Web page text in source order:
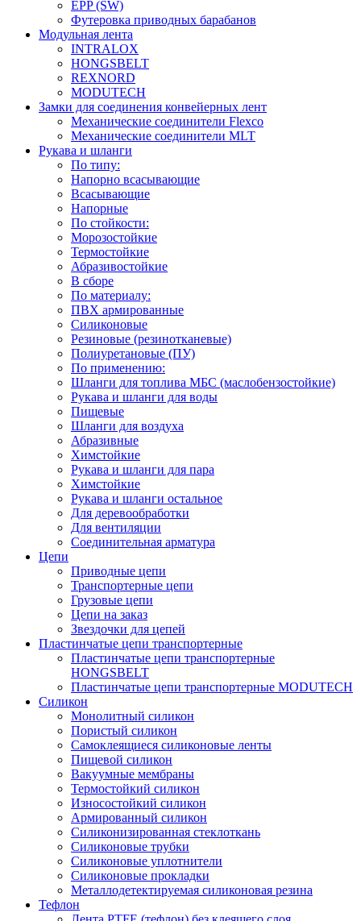
EPP (SW)
Футеровка приводных барабанов
Модульная лента
INTRALOX
HONGSBELT
REXNORD
MODUTECH
Замки для соединения конвейерных лент
Механические соединители Flexco
Механические соединители MLT
Рукава и шланги
По типу:
Напорно всасывающие
Всасывающие
Напорные
По стойкости:
Морозостойкие
Термостойкие
Абразивостойкие
В сборе
По материалу:
ПВХ армированные
Силиконовые
Резиновые (резинотканевые)
Полиуретановые (ПУ)
По применению:
Шланги для топлива МБС (маслобензостойкие)
Рукава и шланги для воды
Пищевые
Шланги для воздуха
Абразивные
Химстойкие
Рукава и шланги для пара
Химстойкие
Рукава и шланги остальное
Для деревообработки
Для вентиляции
Соединительная арматура
Цепи
Приводные цепи
Транспортерные цепи
Грузовые цепи
Цепи на заказ
Звездочки для цепей
Пластинчатые цепи транспортерные
Пластинчатые цепи транспортерные
HONGSBELT
Пластинчатые цепи транспортерные MODUTECH
Силикон
Монолитный силикон
Пористый силикон
Самоклеящиеся силиконовые ленты
Пищевой силикон
Вакуумные мембраны
Термостойкий силикон
Износостойкий силикон
Армированный силикон
Силиконизированная стеклоткань
Силиконовые трубки
Силиконовые уплотнители
Силиконовые прокладки
Металлодетектируемая силиконовая резина
Тефлон